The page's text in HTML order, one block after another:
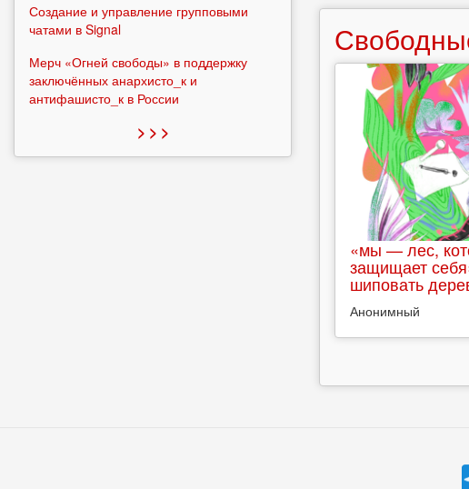
«мы — лес,
защищает
шиповать
Анонимный
Создание и управление групповыми
чатами в Signal
Мерч «Огней свободы» в поддержку
заключённых анархисто_к и
антифашисто_к в России
> > >